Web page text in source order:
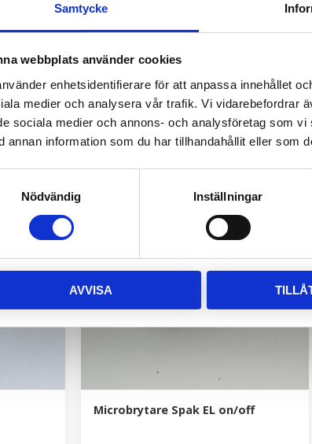
Samtycke
webbplats använder cookies
enhetsidentifierare för att anpassa innehållet
medier och analysera vår trafik. Vi vidarebefordrar
sociala medier och annons- och analysföretag som
annan information som du har tillhandahållit eller som
Nödvändig
Inställningar
AVVISA
Lyftcylinder 30 kranar
4 360kr
Microbrytare Spak EL on/off